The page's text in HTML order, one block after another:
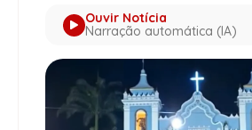
Ouvir Notícia
Narração automática (IA)